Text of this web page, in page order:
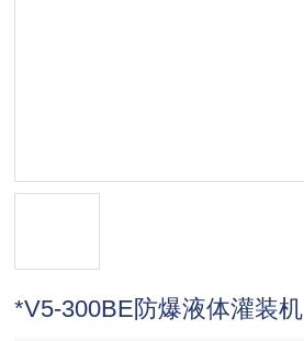
*V5-300BE防爆液体灌装机